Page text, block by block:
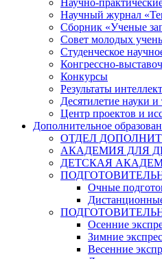
Научно-
Научный журнал
Сборник «Ученые
Совет молодых
Студенческое
Конгрессно-
Конкурсы
Результаты
Десятилетие науки
Центр проектов и
Дополнительное
ОТДЕЛ
АКАДЕМИЯ ДЛЯ
ДЕТСКАЯ
Очные
Осенние
Зимние
Весенние